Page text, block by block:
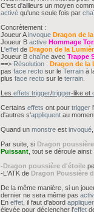
C'est d'ailleurs un moyen
activéqu'une seule fois par
Concrètement :
Joueur Ainvoque Dragon de
Joueur B active Hommage
L'effetde Dragon de la
Joueur B chaîneavec Trappe
==> Résolution: Dragon de la
pas face rectosur le Terrainà
plus face rectosur le terrain.
Les effets trigger/trigger-like et
Certains effets ont pour triggerl'
d'autres s'appliquentau
Quand un monstreest invoqué
Par suite, si Dragon
Puissant, tout se déroule ainsi:
-Dragon poussière d'étoile
-L'ATK de Dragon Poussière
De la même manière, si un
dernier ne sera même pas
En effet, il faut d'abord appliquer
élevée pour déclencher l'effet